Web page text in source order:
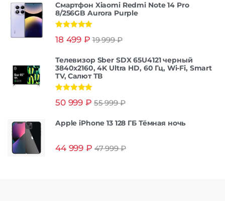
Смартфон Xiaomi Redmi Note 14 Pro
8/256GB Aurora Purple
из 5
18 499 ₽ 19 999₽
Телевизор Sber SDX 65U4121 черный
3840x2160, 4K Ultra HD, 60 Гц, Wi-Fi, Smart
TV, Салют ТВ
из 5
50 999 ₽ 55 999₽
Apple iPhone 13 128 ГБ Тёмная ночь
44 999 ₽ 47 999₽